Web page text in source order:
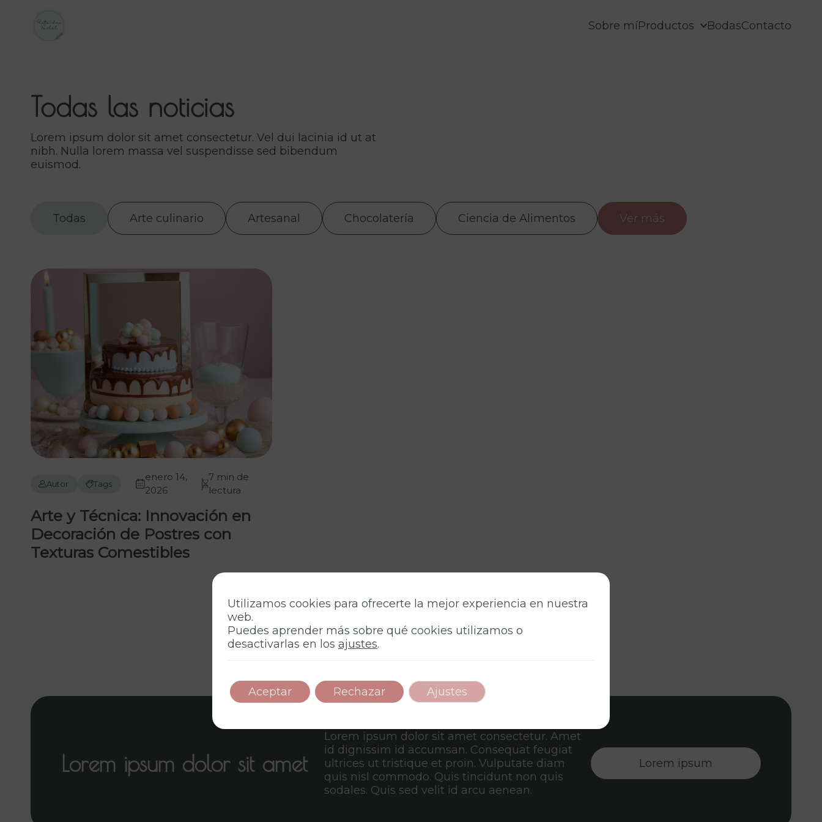
Sobre míProductos BodasContacto
Todas las noticias
Lorem ipsum dolor sit amet consectetur. Vel dui lacinia id ut at
nibh. Nulla lorem massa vel suspendisse sed bibendum
euismod.
Todas Arte culinario Artesanal Chocolatería Ciencia de Alimentos Ver más
Autor Tags
enero 14,
2026
7 min de
lectura
Arte y Técnica: Innovación en
Decoración de Postres con
Texturas Comestibles
Lorem ipsum dolor sit amet
Lorem ipsum dolor sit amet consectetur. Amet
id dignissim id accumsan. Consequat feugiat
ultrices ut tristique et proin. Vulputate diam
quis nisl commodo. Quis tincidunt non quis
sodales. Quis sed velit id arcu aenean.
Lorem ipsum
Utilizamos cookies para ofrecerte la mejor experiencia en nuestra
web.
Puedes aprender más sobre qué cookies utilizamos o
desactivarlas en los ajustes.
Aceptar Rechazar Ajustes